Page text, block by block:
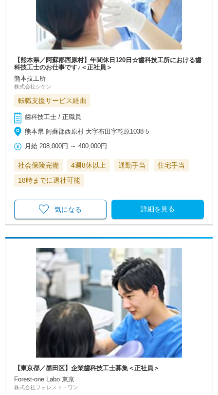
【熊本県／阿蘇郡西原村】年間休日120日☆歯科技工所における歯
科技工士のお仕事です♪＜正社員＞
熊本技工所
株式会社シケン
転職支援サービス経由
歯科技工士 / 正職員
熊本県 阿蘇郡西原村 大字布田字乾原1038-5
月給 208,000円 ～400,000円
社会保険完備 4週8休以上 通勤手当
住宅手当
18時までに退社可能
詳細を見る
気になる
【東京都／墨田区】企業歯科技工士募集＜正社員＞
Forest-one Labo 東京
株式会社フォレスト・ワン